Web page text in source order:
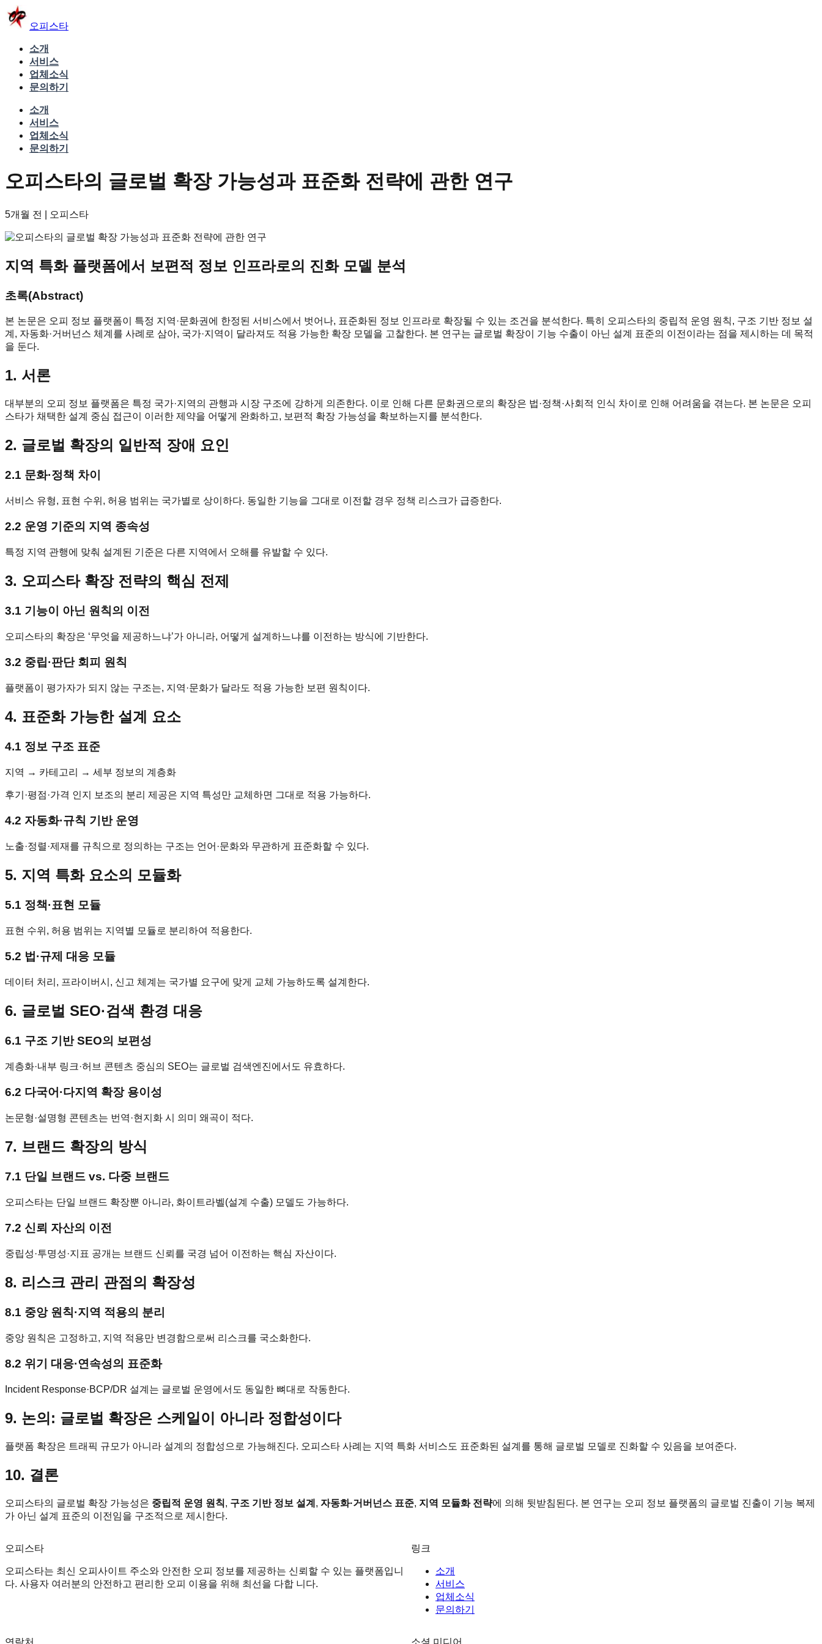
오피스타
소개
서비스
업체소식
문의하기
소개
서비스
업체소식
문의하기
오피스타의 글로벌 확장 가능성과 표준화 전략에 관한 연구
5개월 전 오피스타
지역 특화 플랫폼에서 보편적 정보 인프라로의 진화 모델 분석
초록(Abstract)
본 논문은 오피 정보 플랫폼이 특정 지역·문화권에 한정된 서비스에서 벗어나, 표준화된 정보 인프라로 확장될 수 있는 조건을 분석한다. 특히 오피스타의 중립적 운영 원칙, 구조 기반 정보 설
계, 자동화·거버넌스 체계를 사례로 삼아, 국가·지역이 달라져도 적용 가능한 확장 모델을 고찰한다. 본 연구는 글로벌 확장이 기능 수출이 아닌 설계 표준의 이전이라는 점을 제시하는 데 목적
을 둔다.
1. 서론
대부분의 오피 정보 플랫폼은 특정 국가·지역의 관행과 시장 구조에 강하게 의존한다. 이로 인해 다른 문화권으로의 확장은 법·정책·사회적 인식 차이로 인해 어려움을 겪는다. 본 논문은 오피
스타가 채택한 설계 중심 접근이 이러한 제약을 어떻게 완화하고, 보편적 확장 가능성을 확보하는지를 분석한다.
2. 글로벌 확장의 일반적 장애 요인
2.1 문화·정책 차이
서비스 유형, 표현 수위, 허용 범위는 국가별로 상이하다. 동일한 기능을 그대로 이전할 경우 정책 리스크가 급증한다.
2.2 운영 기준의 지역 종속성
특정 지역 관행에 맞춰 설계된 기준은 다른 지역에서 오해를 유발할 수 있다.
3. 오피스타 확장 전략의 핵심 전제
3.1 기능이 아닌 원칙의 이전
오피스타의 확장은 ‘무엇을 제공하느냐’가 아니라, 어떻게 설계하느냐를 이전하는 방식에 기반한다.
3.2 중립·판단 회피 원칙
플랫폼이 평가자가 되지 않는 구조는, 지역·문화가 달라도 적용 가능한 보편 원칙이다.
4. 표준화 가능한 설계 요소
4.1 정보 구조 표준
지역 → 카테고리 → 세부 정보의 계층화
후기·평점·가격 인지 보조의 분리 제공은 지역 특성만 교체하면 그대로 적용 가능하다.
4.2 자동화·규칙 기반 운영
노출·정렬·제재를 규칙으로 정의하는 구조는 언어·문화와 무관하게 표준화할 수 있다.
5. 지역 특화 요소의 모듈화
5.1 정책·표현 모듈
표현 수위, 허용 범위는 지역별 모듈로 분리하여 적용한다.
5.2 법·규제 대응 모듈
데이터 처리, 프라이버시, 신고 체계는 국가별 요구에 맞게 교체 가능하도록 설계한다.
6. 글로벌 SEO·검색 환경 대응
6.1 구조 기반 SEO의 보편성
계층화·내부 링크·허브 콘텐츠 중심의 SEO는 글로벌 검색엔진에서도 유효하다.
6.2 다국어·다지역 확장 용이성
논문형·설명형 콘텐츠는 번역·현지화 시 의미 왜곡이 적다.
7. 브랜드 확장의 방식
7.1 단일 브랜드 vs. 다중 브랜드
오피스타는 단일 브랜드 확장뿐 아니라, 화이트라벨(설계 수출) 모델도 가능하다.
7.2 신뢰 자산의 이전
중립성·투명성·지표 공개는 브랜드 신뢰를 국경 넘어 이전하는 핵심 자산이다.
8. 리스크 관리 관점의 확장성
8.1 중앙 원칙·지역 적용의 분리
중앙 원칙은 고정하고, 지역 적용만 변경함으로써 리스크를 국소화한다.
8.2 위기 대응·연속성의 표준화
Incident Response·BCP/DR 설계는 글로벌 운영에서도 동일한 뼈대로 작동한다.
9. 논의: 글로벌 확장은 스케일이 아니라 정합성이다
플랫폼 확장은 트래픽 규모가 아니라 설계의 정합성으로 가능해진다. 오피스타 사례는 지역 특화 서비스도 표준화된 설계를 통해 글로벌 모델로 진화할 수 있음을 보여준다.
10. 결론
오피스타의 글로벌 확장 가능성은 중립적 운영 원칙, 구조 기반 정보 설계 , 자동화·거버넌스 표준, 지역 모듈화 전략에 의해 뒷받침된다. 본 연구는 오피 정보 플랫폼의 글로벌 진출이 기능 복제
가 아닌 설계 표준의 이전임을 구조적으로 제시한다.
오피스타
오피스타는 최신 오피사이트 주소와 안전한 오피 정보를 제공하는 신뢰할 수 있는 플랫폼입니
다. 사용자 여러분의 안전하고 편리한 오피 이용을 위해 최선을 다합 니다.
링크
소개
서비스
업체소식
문의하기
연락처 소셜 미디어